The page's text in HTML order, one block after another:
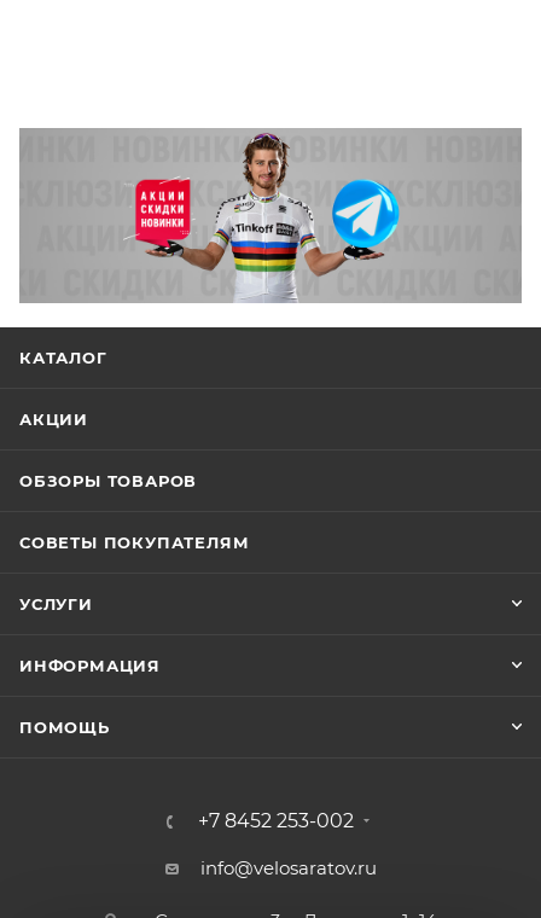
КАТАЛОГ
АКЦИИ
ОБЗОРЫ ТОВАРОВ
СОВЕТЫ ПОКУПАТЕЛЯМ
УСЛУГИ
ИНФОРМАЦИЯ
ПОМОЩЬ
+7 8452 253-002
info@velosaratov.ru